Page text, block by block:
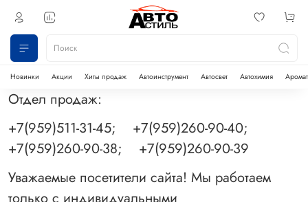
Новинки Акции Хиты продаж Автоинструмент Автосвет Автохимия
Отдел продаж:
+7(959)511-31-45; +7(959)260-90-40;
+7(959)260-90-38; +7(959)260-90-39
Уважаемые посетители сайта! Мы работаем